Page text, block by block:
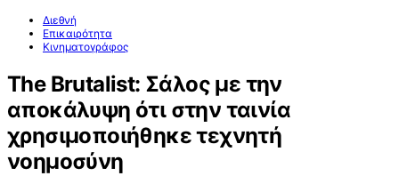
Διεθνή
Επικαιρότητα
Κινηματογράφος
The Brutalist: Σάλος με την
αποκάλυψη ότι στην ταινία
χρησιμοποιήθηκε τεχνητή
νοημοσύνη